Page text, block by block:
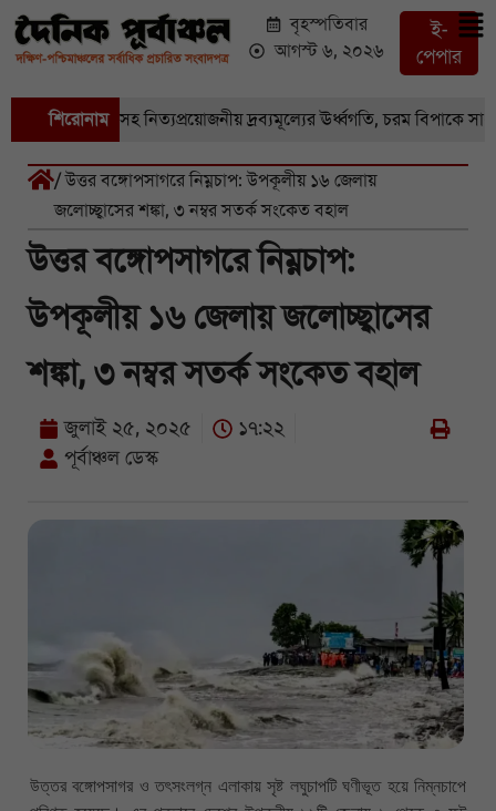
বৃহস্পতিবার
আগস্ট ৬, ২০২৬
ই-
পেপার
শিরোনাম
সবজি-সহ নিত্যপ্রয়োজনীয় দ্রব্যমূল্যের ঊর্ধ্বগতি, চরম বিপাকে
/ উত্তর বঙ্গোপসাগরে নিম্নচাপ: উপকূলীয় ১৬ জেলায়
জলোচ্ছ্বাসের শঙ্কা, ৩ নম্বর সতর্ক সংকেত বহাল
উত্তর বঙ্গোপসাগরে নিম্নচাপ:
উপকূলীয় ১৬ জেলায় জলোচ্ছ্বাসের
শঙ্কা, ৩ নম্বর সতর্ক সংকেত বহাল
জুলাই ২৫, ২০২৫
১৭:২২
পূর্বাঞ্চল ডেস্ক
উত্তর বঙ্গোপসাগর ও তৎসংলগ্ন এলাকায় সৃষ্ট লঘুচাপটি ঘণীভূত হয়ে নিম্নচাপে